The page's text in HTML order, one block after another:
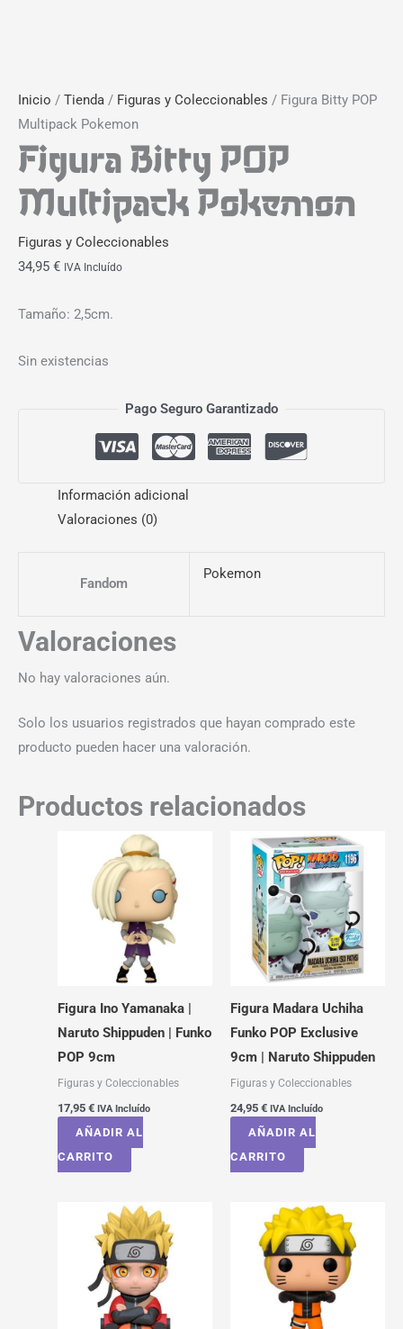
Inicio / Tienda / Figuras y Coleccionables / Figura Bitty POP
Multipack Pokemon
Figura Bitty POP
Multipack Pokemon
Figuras y Coleccionables
34,95 € IVA Incluído
Tamaño: 2,5cm.
Sin existencias
Pago Seguro Garantizado
Información adicional
Valoraciones (0)
Fandom
Pokemon
Valoraciones
No hay valoraciones aún.
Solo los usuarios registrados que hayan comprado este
producto pueden hacer una valoración.
Productos relacionados
Figura Ino Yamanaka |
Naruto Shippuden | Funko
POP 9cm
Figuras y Coleccionables
17,95 € IVA Incluído
AÑADIR AL
CARRITO
Figura Madara Uchiha
Funko POP Exclusive
9cm | Naruto Shippuden
Figuras y Coleccionables
24,95 € IVA Incluído
AÑADIR AL
CARRITO